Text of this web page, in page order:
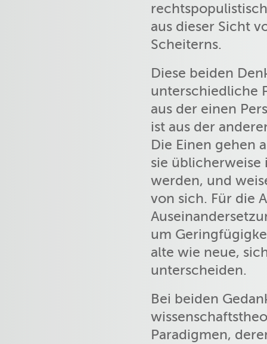
aus dieser Sicht
Scheiterns.
Diese beiden
unterschiedliche
aus der einen
ist aus der
Die Einen gehen
sie üblicherweise
werden, und
von sich. Für die
um
alte wie neue,
unterscheiden.
Bei beiden
Paradigmen,